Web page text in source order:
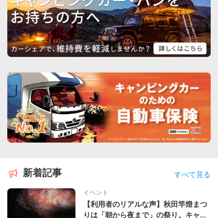
新着記事 すべて見る
イベント
【利用者のリアルな声】秋田竿燈まつ
りは「朝から夜まで」の祭り。キャン